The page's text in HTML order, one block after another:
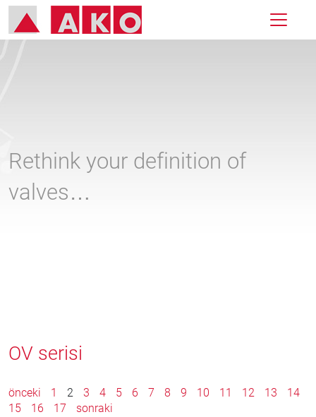
Rethink your definition of
valves…
OV serisi
önceki 1 2 3 4 5 6 7 8 9 10 11 12 13
14
15
16 17 sonraki